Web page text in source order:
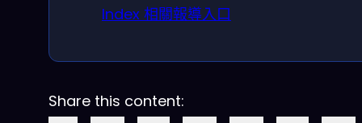
Index 相關報導入口
Share this content: